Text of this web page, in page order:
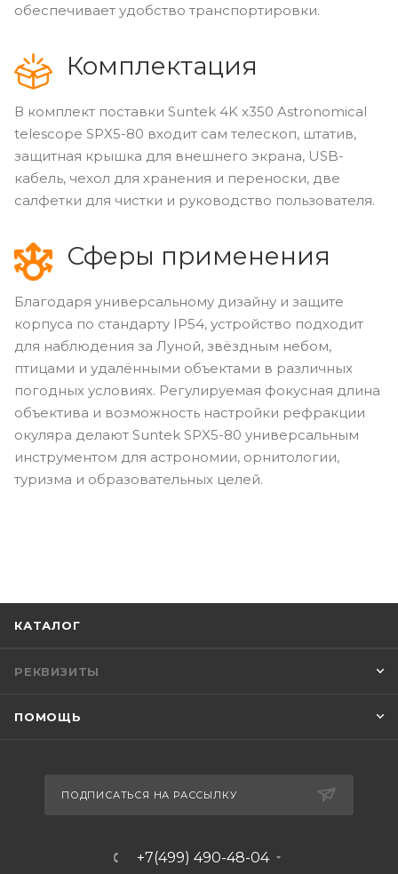
обеспечивает удобство транспортировки.
Комплектация
В комплект поставки Suntek 4K x350 Astronomical
telescope SPX5-80 входит сам телескоп, штатив,
защитная крышка для внешнего экрана, USB-
кабель, чехол для хранения и переноски, две
салфетки для чистки и руководство пользователя.
Сферы применения
Благодаря универсальному дизайну и защите
корпуса по стандарту IP54, устройство подходит
для наблюдения за Луной, звёздным небом,
птицами и удалёнными объектами в различных
погодных условиях. Регулируемая фокусная длина
объектива и возможность настройки рефракции
окуляра делают Suntek SPX5-80 универсальным
инструментом для астрономии, орнитологии,
туризма и образовательных целей.
КАТАЛОГ
РЕКВИЗИТЫ
ПОМОЩЬ
ПОДПИСАТЬСЯ НА РАССЫЛКУ
+7(499) 490-48-04